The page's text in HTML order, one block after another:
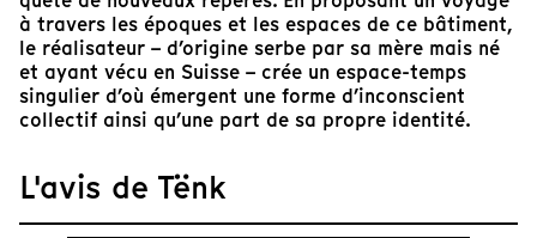
à travers les époques et les espaces de ce bâtiment,
le réalisateur – d’origine serbe par sa mère mais né
et ayant vécu en Suisse – crée un espace-temps
singulier d’où émergent une forme d’inconscient
collectif ainsi qu’une part de sa propre identité.
L'avis de Tënk